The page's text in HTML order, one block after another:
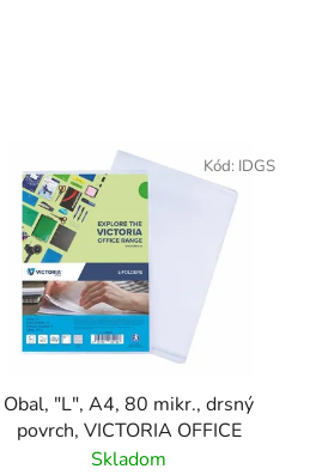
Obal, "L", A4, 80 mikr., drsný
povrch, VICTORIA OFFICE
Skladom
Kód: IDGS